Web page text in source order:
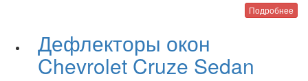
Подробнее
Дефлекторы окон
Chevrolet Cruze Sedan